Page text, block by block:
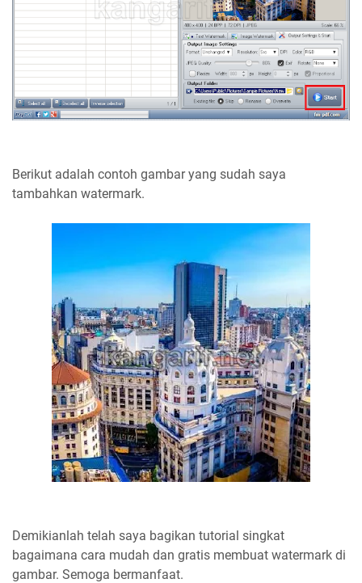
Berikut adalah contoh gambar yang sudah saya
tambahkan watermark.
Demikianlah telah saya bagikan tutorial singkat
bagaimana cara mudah dan gratis membuat watermark di
gambar. Semoga bermanfaat.